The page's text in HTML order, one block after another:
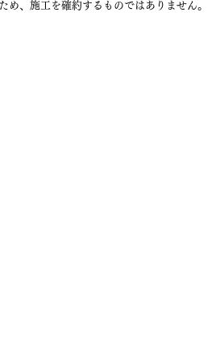
め、施工を確約するものではありません。